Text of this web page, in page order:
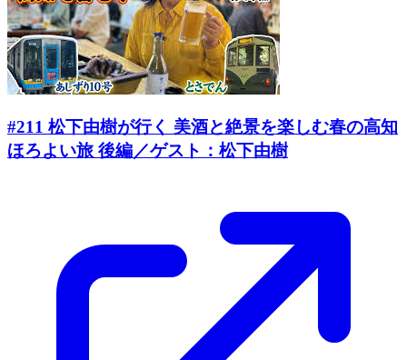
#211 松下由樹が行く 美酒と絶景を楽しむ春の高知
ほろよい旅 後編／ゲスト：松下由樹